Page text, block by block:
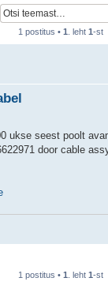
1 postitus • 1 . leht 1-st
ukse seest poolt
door cable
1 postitus • 1 . leht 1-st